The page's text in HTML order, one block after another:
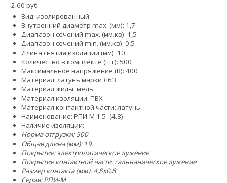
2.60 руб.
Вид: изолированный
Внутренний диаметр max. (мм): 1,7
Диапазон сечений max. (мм.кв): 1,5
Диапазон сечений min. (мм.кв): 0,5
Длина снятия изоляции (мм): 10
Количество в комплекте (шт): 500
Максимальное напряжение (В): 400
Материал: латунь марки Л63
Материал жилы: медь
Материал изоляции: ПВХ
Материал контактной части: латунь
Наименование: РПИ-М 1.5–(4.8)
Наличие изоляции:
Норма отгрузки: 500
Общая длина (мм): 19
Покрытие: электролитическое лужение
Покрытие контактной части: гальваническое лужение
Размер контакта (мм): 4,8x0,8
Серия: РПИ-М